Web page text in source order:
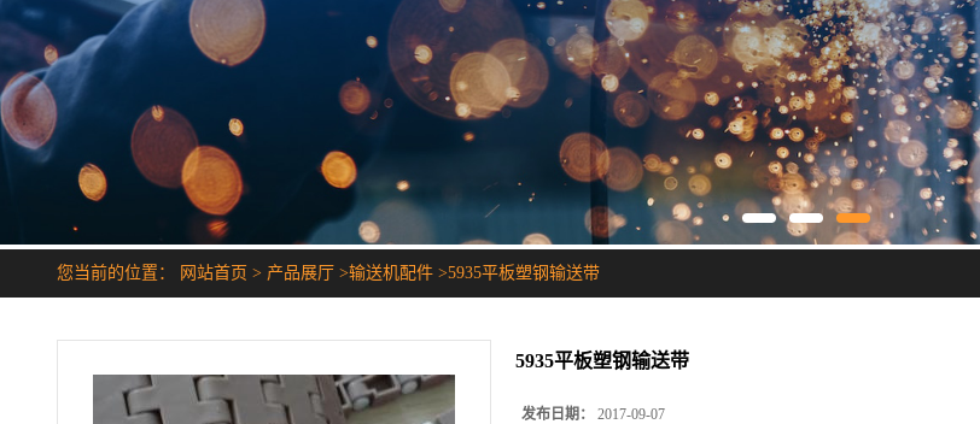
您当前的位置： 网站首页 > 产品展厅 >输送机配件 >5935平板塑钢输送带
5935平板塑钢输送带
发布日期： 2017-09-07